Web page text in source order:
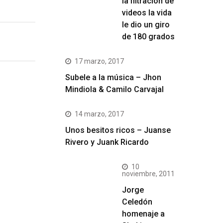
videos la vida
le dio un giro
de 180 grados
17 marzo, 2017
Subele a la música – Jhon
Mindiola & Camilo Carvajal
14 marzo, 2017
Unos besitos ricos – Juanse
Rivero y Juank Ricardo
10
noviembre, 2011
Jorge
Celedón
homenaje a